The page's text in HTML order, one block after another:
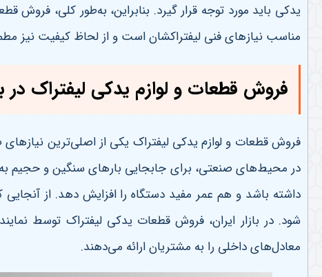
یدکی باید مورد توجه قرار گیرد. بنابراین، به‌طور کلی،
مناسب نیازهای فنی لیفتراکشان است و از لحاظ کیفیت نیز
فروش قطعات و لوازم یدکی لیفتراک در
فروش قطعات و لوازم یدکی لیفتراک یکی از اصلی‌ترین
در محیط‌های صنعتی، برای جابجایی بارهای سنگین و حجیم به
داشته باشد و هم عمر مفید دستگاه را افزایش دهد. از
شود. در بازار ایران، فروش قطعات یدکی لیفتراک توسط
معادل‌های داخلی را به مشتریان ارائه می‌دهند.